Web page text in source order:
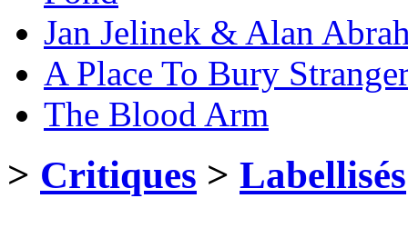
Jan Jelinek & Alan
A Place To Bury
The Blood Arm
> Critiques > Labellisés